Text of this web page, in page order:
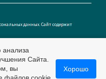
данных. Сайт содержит
анализа
Сайта.
вы
Хорошо